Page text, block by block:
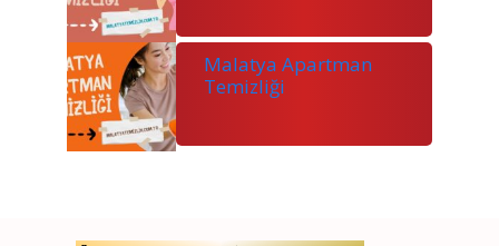
Malatya Apartman
Temizliği